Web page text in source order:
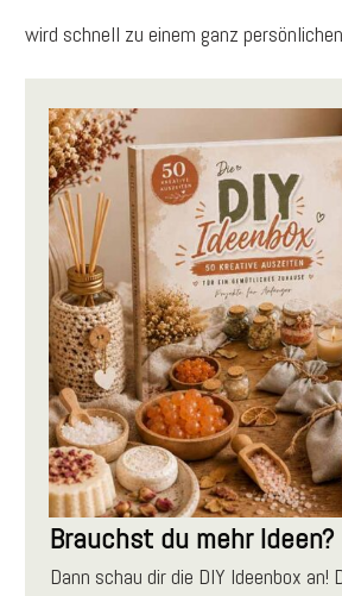
wird schnell zu einem ganz
Brauchst du mehr Ideen?
Dann schau dir die DIY Ideenbox